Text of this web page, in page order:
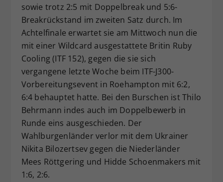
sowie trotz 2:5 mit Doppelbreak und 5:6-
Breakrückstand im zweiten Satz durch. Im
Achtelfinale erwartet sie am Mittwoch nun die
mit einer Wildcard ausgestattete Britin Ruby
Cooling (ITF 152), gegen die sie sich
vergangene letzte Woche beim ITF-J300-
Vorbereitungsevent in Roehampton mit 6:2,
6:4 behauptet hatte. Bei den Burschen ist Thilo
Behrmann indes auch im Doppelbewerb in
Runde eins ausgeschieden. Der
Wahlburgenländer verlor mit dem Ukrainer
Nikita Bilozertsev gegen die Niederländer
Mees Röttgering und Hidde Schoenmakers mit
1:6, 2:6.